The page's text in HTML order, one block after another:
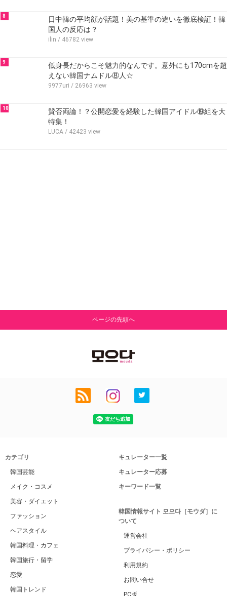
8
日中韓の平均顔が話題！美の基準の違いを徹底検証！韓
国人の反応は？
ilin / 46782 view
9
低身長だからこそ魅力的なんです。意外にも170cmを超
えない韓国ナムドル⑧人☆
9977uri / 26963 view
10
賛否両論！？公開恋愛を経験した韓国アイドル⑲組を大
特集！
LUCA / 42423 view
ページの先頭へ
カテゴリ
韓国芸能
メイク・コスメ
美容・ダイエット
ファッション
ヘアスタイル
韓国料理・カフェ
韓国旅行・留学
恋愛
韓国トレンド
キュレーター一覧
キュレーター応募
キーワード一覧
韓国情報サイト 모으다［モウダ］に
ついて
運営会社
プライバシー・ポリシー
利用規約
お問い合せ
PC版